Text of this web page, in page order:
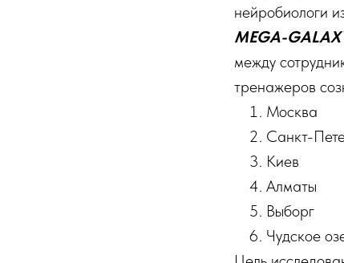
нейробиологи
MEGA-
между
тренажеров
Москва
Санкт-
Киев
Алматы
Выборг
Чудское